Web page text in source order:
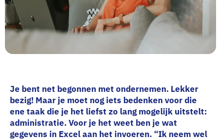
Je bent net begonnen met ondernemen. Lekker
bezig! Maar je moet nog iets bedenken voor die
ene taak die je het liefst zo lang mogelijk uitstelt:
administratie. Voor je het weet ben je wat
gegevens in Excel aan het invoeren. “Ik neem wel